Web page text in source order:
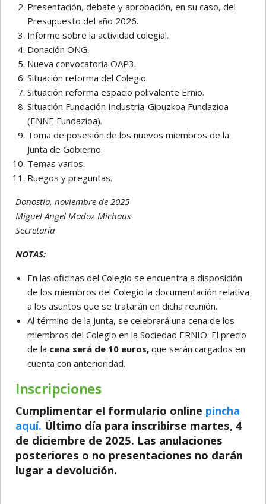
Presentación, debate y aprobación, en su caso, del
Presupuesto del año 2026.
Informe sobre la actividad colegial.
Donación ONG.
Nueva convocatoria OAP3.
Situación reforma del Colegio.
Situación reforma espacio polivalente Ernio.
Situación Fundación Industria-Gipuzkoa Fundazioa
(ENNE Fundazioa).
Toma de posesión de los nuevos miembros de la
Junta de Gobierno.
Temas varios.
Ruegos y preguntas.
Donostia, noviembre de 2025
Miguel Angel Madoz Michaus
Secretaría
NOTAS:
En las oficinas del Colegio se encuentra a disposición
de los miembros del Colegio la documentación relativa
a los asuntos que se tratarán en dicha reunión.
Al término de la Junta, se celebrará una cena de los
miembros del Colegio en la Sociedad ERNIO. El precio
de la cena será de 10 euros, que serán cargados en
cuenta con anterioridad.
Inscripciones
Cumplimentar el formulario online pincha
aquí. Último día para inscribirse martes, 4
de diciembre de 2025. Las anulaciones
posteriores o no presentaciones no darán
lugar a devolución.